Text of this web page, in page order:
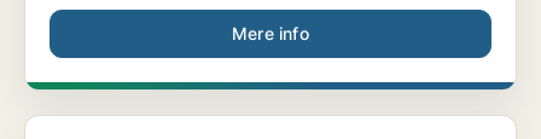
Mere info
Medhjælper til vuggestue eller udflytterbørnehave ...